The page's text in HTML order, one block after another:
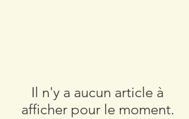
Il n'y a aucun article à
afficher pour le moment.